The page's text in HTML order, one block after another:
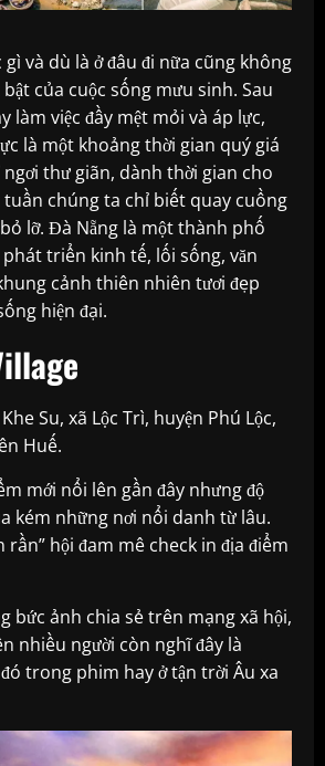
và dù là ở đâu đi nữa cũng không
của cuộc sống mưu sinh. Sau
làm việc đầy mệt mỏi và áp lực,
là một khoảng thời gian quý giá
thư giãn, dành thời gian cho
chúng ta chỉ biết quay cuồng
lỡ. Đà Nẵng là một thành phố
phát triển kinh tế, lối sống, văn
cảnh thiên nhiên tươi đẹp
hiện đại.
Su, xã Lộc Trì, huyện Phú Lộc,
Huế.
mới nổi lên gần đây nhưng độ
kém những nơi nổi danh từ lâu.
rần” hội đam mê check in địa điểm
bức ảnh chia sẻ trên mạng xã hội,
nhiều người còn nghĩ đây là
trong phim hay ở tận trời Âu xa